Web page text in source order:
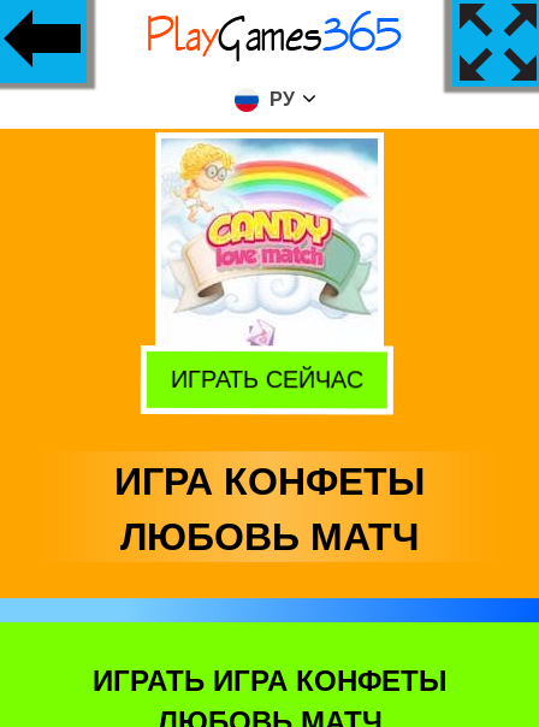
РУ
ИГРАТЬ СЕЙЧАС
ИГРА КОНФЕТЫ
ЛЮБОВЬ МАТЧ
ИГРАТЬ ИГРА КОНФЕТЫ